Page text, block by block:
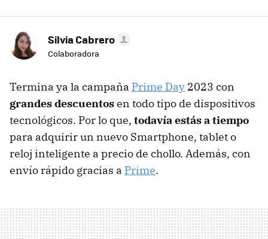
Silvia Cabrero
Colaboradora
Termina ya la campaña Prime Day 2023 con
grandes descuentosen todo tipo de dispositivos
tecnológicos. Por lo que, todavía estás a tiempo
para adquirir un nuevo Smartphone, tablet o
reloj inteligente a precio de chollo. Además, con
envío rápido gracias a Prime.